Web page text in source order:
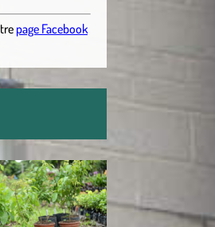
page Facebook